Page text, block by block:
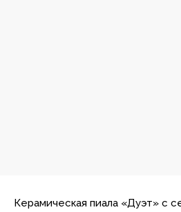
Керамическая пиала «Дуэт» с